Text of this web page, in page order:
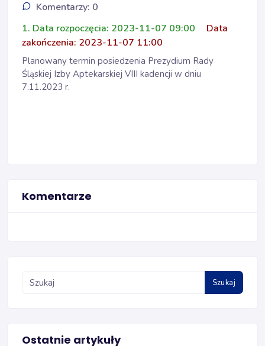
Komentarzy: 0
1. Data rozpoczęcia: 2023-11-07 09:00
Data
zakończenia: 2023-11-07 11:00
Planowany termin posiedzenia Prezydium Rady
Śląskiej Izby Aptekarskiej VIII kadencji w dniu
7.11.2023 r.
Komentarze
Szukaj
Ostatnie artykuły